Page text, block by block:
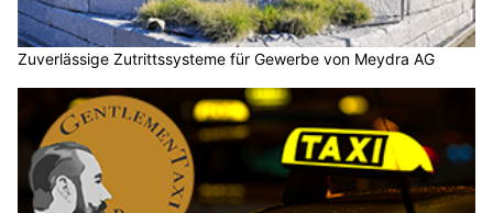
Zuverlässige Zutrittssysteme für Gewerbe von Meydra AG